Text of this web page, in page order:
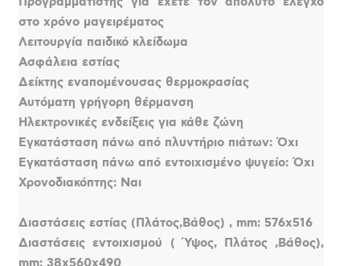
στο χρόνο μαγειρέματος
Λειτουργία παιδικό κλείδωμα
Ασφάλεια εστίας
Δείκτης εναπομένουσας θερμοκρασίας
Αυτόματη γρήγορη θέρμανση
Ηλεκτρονικές ενδείξεις για κάθε ζώνη
Εγκατάσταση πάνω από πλυντήριο πιάτων: Όχι
Εγκατάσταση πάνω από εντοιχισμένο ψυγείο: Όχι
Χρονοδιακόπτης: Ναι
Διαστάσεις εστίας (Πλάτος,Βάθος) , mm: 576x516
Διαστάσεις εντοιχισμού ( Ύψος, Πλάτος ,Βάθος),
mm: 38x560x490